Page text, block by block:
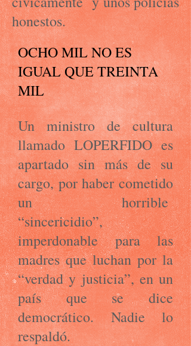
honestos.
OCHO MIL NO ES
IGUAL QUE TREINTA
MIL
Un ministro de cultura
llamado LOPERFIDO es
apartado sin más de su
cargo, por haber cometido
un horrible
“sincericidio”,
imperdonable para las
madres que luchan por la
“verdad y justicia”, en un
país que se dice
democrático. Nadie lo
respaldó.